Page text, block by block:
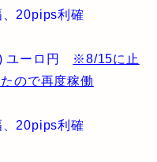
、20pips利確
ユーロ円
※8/15に止
ので再度稼働
、20pips利確